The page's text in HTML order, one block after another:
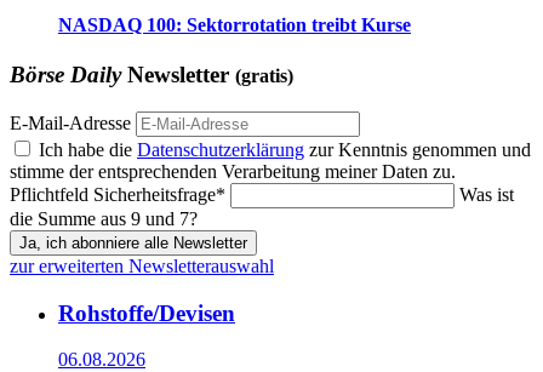
NASDAQ 100: Sektorrotation treibt Kurse
Börse DailyNewsletter (gratis)
E-Mail-Adresse
Ich habe die Datenschutzerklärung zur Kenntnis genommen und
stimme der entsprechenden Verarbeitung meiner Daten zu.
Pflichtfeld Sicherheitsfrage*
Was ist
die Summe aus 9 und 7?
Ja, ich abonniere alle Newsletter
zur erweiterten Newsletterauswahl
Rohstoffe/Devisen
06.08.2026